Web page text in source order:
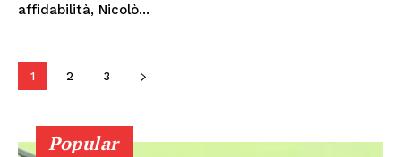
affidabilità, Nicolò...
1 2 3
Popular